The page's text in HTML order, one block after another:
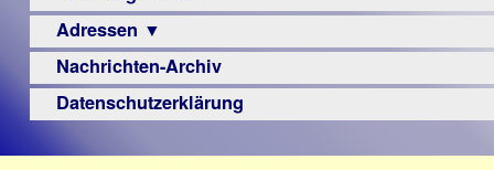
Urteile
Sehbehinderung
Frühförderung
Schule
–
Adressen ▼
Augenoptiker
Berufsbildungswerke
Nachrichten-Archiv
Datenschutzerklärung